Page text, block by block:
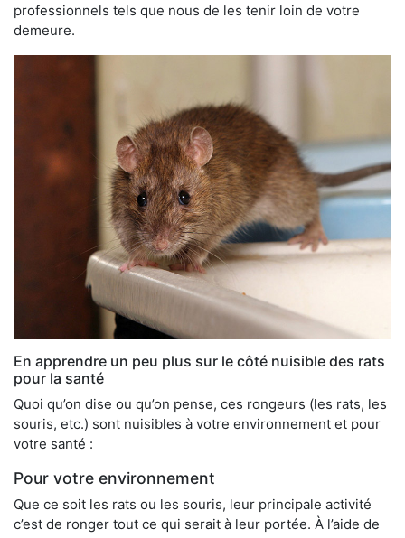
professionnels tels que nous de les tenir loin de votre
demeure.
En apprendre un peu plus sur le côté nuisible des rats
pour la santé
Quoi qu’on dise ou qu’on pense, ces rongeurs (les rats, les
souris, etc.) sont nuisibles à votre environnement et pour
votre santé :
Pour votre environnement
Que ce soit les rats ou les souris, leur principale activité
c’est de ronger tout ce qui serait à leur portée. À l’aide de